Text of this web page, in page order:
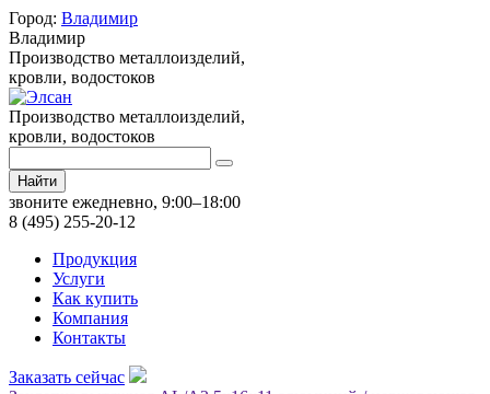
Город: Владимир
Владимир
Производство металлоизделий,
кровли, водостоков
Производство металлоизделий,
кровли, водостоков
Найти
звоните ежедневно, 9:00–18:00
8 (495) 255-20-12
Продукция
Услуги
Как купить
Компания
Контакты
Заказать сейчас